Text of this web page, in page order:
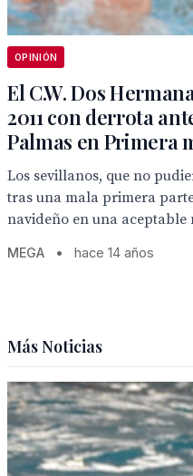
OPINIÓN
El C.W. Dos
2011 con derrota
Palmas en Primera
Los sevillanos, que no
tras una mala primera
navideño en una aceptable
MEGA • hace 14 años
Más Noticias